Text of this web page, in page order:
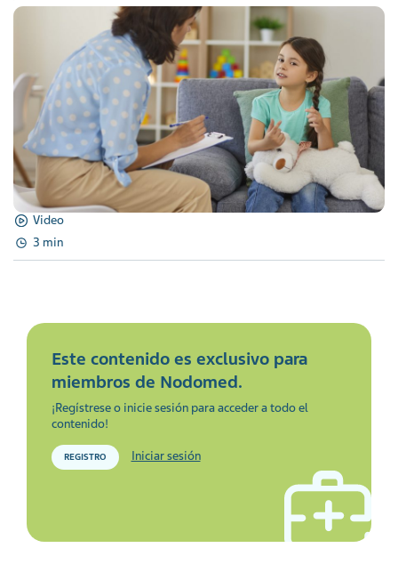
Video
3 min
Este contenido es exclusivo para
miembros de Nodomed.
¡Regístrese o inicie sesión para acceder a todo el
contenido!
REGISTRO Iniciar sesión